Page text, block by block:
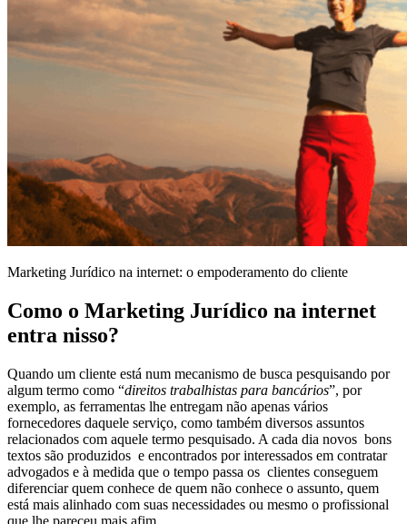
Marketing Jurídico na internet: o empoderamento do cliente
Como o Marketing Jurídico na internet
entra nisso?
Quando um cliente está num mecanismo de busca pesquisando por
algum termo como “direitos trabalhistas para bancários”, por
exemplo, as ferramentas lhe entregam não apenas vários
fornecedores daquele serviço, como também diversos assuntos
relacionados com aquele termo pesquisado. A cada dia novos bons
textos são produzidos e encontrados por interessados em contratar
advogados e à medida que o tempo passa os clientes conseguem
diferenciar quem conhece de quem não conhece o assunto, quem
está mais alinhado com suas necessidades ou mesmo o profissional
que lhe pareceu mais afim.